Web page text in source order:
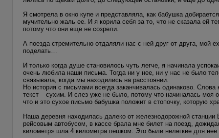
Я смотрела в окно купе и представляла, как бабушка
мучительно жаль ее. И я корила себя за то, что не сказала ей
потому что они еще не созрели.
А поезда стремительно отдаляли нас с ней друг от друга, мой
поделать…
И только когда душе становилось чуть легче, я начинала
очень любила наши письма. Тогда ни у нее, ни у нас не было
связывала, когда мы находились на расстоянии.
Но история с письмами всегда заканчивалась одинаково.
текст – сухим. И слез уже не было, потому что начиналась моя
что и это сухое письмо бабушка положит в стопочку, которую
Наша деревня находилась далеко от железнодорожной
рейсовым автобусом, в кассе брала мне билет на поезд,
километр» шла 4 километра пешком. Это были нелегкие для